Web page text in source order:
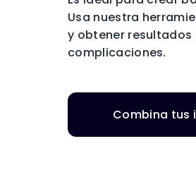
Usa nuestra
y obtener
complicaciones.
Combina tus